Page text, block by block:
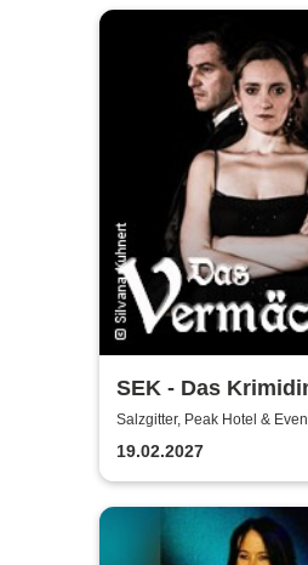
SEK - Das
Vermächtnis
Salzgitter, Peak Hotel &
19.02.2027